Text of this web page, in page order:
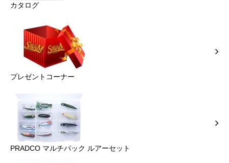
カタログ
プレゼントコーナー
PRADCO マルチパック ルアーセット